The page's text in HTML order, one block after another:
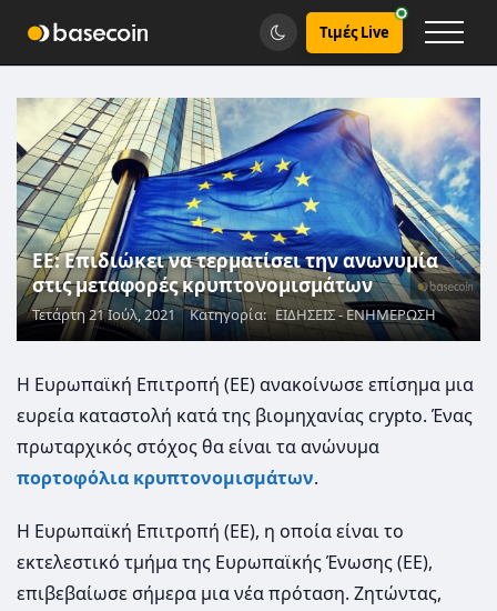
Τιμές Live
ΕΕ: Επιδιώκει να τερματίσει την ανωνυμία
στις μεταφορές κρυπτονομισμάτων
Τετάρτη 21 Ιούλ, 2021 Κατηγορία: ΕΙΔΗΣΕΙΣ - ΕΝΗΜΕΡΩΣΗ
Η Ευρωπαϊκή Επιτροπή (ΕΕ) ανακοίνωσε επίσημα μια
ευρεία καταστολή κατά της βιομηχανίας crypto. Ένας
πρωταρχικός στόχος θα είναι τα ανώνυμα
πορτοφόλια κρυπτονομισμάτων.
Η Ευρωπαϊκή Επιτροπή (EΕ), η οποία είναι το
εκτελεστικό τμήμα της Ευρωπαϊκής Ένωσης (ΕΕ),
επιβεβαίωσε σήμερα μια νέα πρόταση. Ζητώντας,